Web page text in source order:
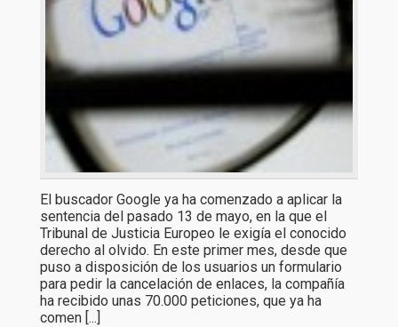
El buscador Google ya ha comenzado a aplicar la
sentencia del pasado 13 de mayo, en la que el
Tribunal de Justicia Europeo le exigía el conocido
derecho al olvido. En este primer mes, desde que
puso a disposición de los usuarios un formulario
para pedir la cancelación de enlaces, la compañía
ha recibido unas 70.000 peticiones, que ya ha
comen [...]